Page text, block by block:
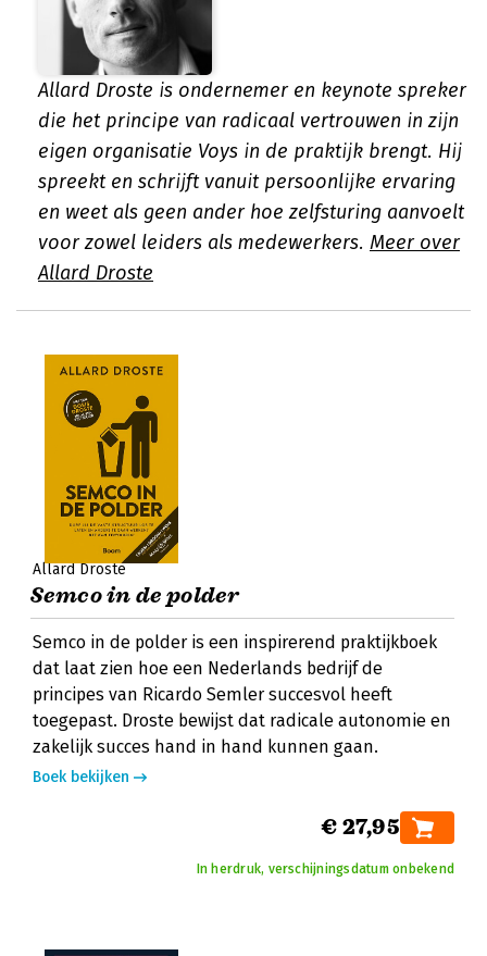
Allard Droste is ondernemer en keynote spreker
die het principe van radicaal vertrouwen in zijn
eigen organisatie Voys in de praktijk brengt. Hij
spreekt en schrijft vanuit persoonlijke ervaring
en weet als geen ander hoe zelfsturing aanvoelt
voor zowel leiders als medewerkers. Meer over
Allard Droste
Allard Droste
Semco in de polder
Semco in de polder is een inspirerend praktijkboek
dat laat zien hoe een Nederlands bedrijf de
principes van Ricardo Semler succesvol heeft
toegepast. Droste bewijst dat radicale autonomie en
zakelijk succes hand in hand kunnen gaan.
Boek bekijken
€ 27,95
In herdruk, verschijningsdatum onbekend